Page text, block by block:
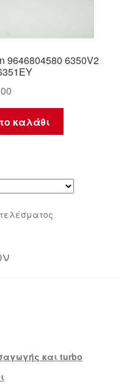
6350V2
καλάθι
και turbo